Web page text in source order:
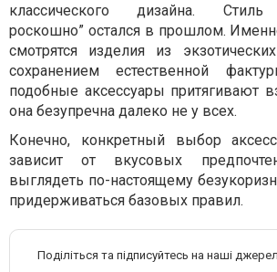
классического дизайна. Стиль
роскошно” остался в прошлом.
смотрятся изделия из
сохранением естественной
подобные аксессуары притягивают
она безупречна далеко не у всех.
Конечно, конкретный выбор
зависит от вкусовых
выглядеть по-настоящему
придерживаться базовых правил.
Поділіться та підписуйтесь на наші